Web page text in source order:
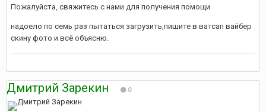
Пожалуйста, свяжитесь с нами для получения помощи.
надоело по семь раз пытаться загрузить,пишите в ватсап вайбер
скину фото и всё объясню.
Дмитрий Зарекин 0